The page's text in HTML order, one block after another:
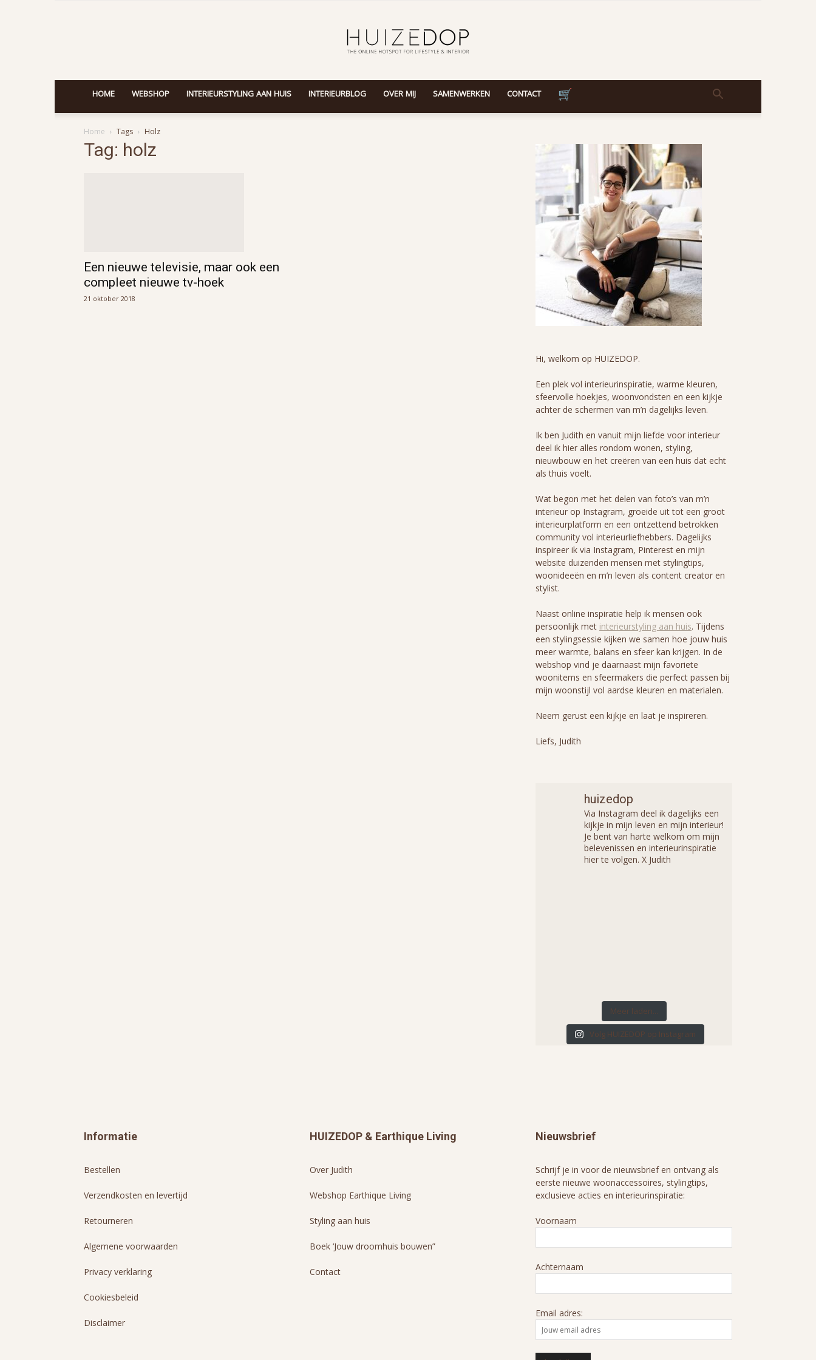
HOME WEBSHOP INTERIEURSTYLING AAN HUIS INTERIEURBLOG OVER MIJ SAMENWERKEN CONTACT
Home Tags Holz
Tag: holz
Een nieuwe televisie, maar ook een
compleet nieuwe tv-hoek
21 oktober 2018
Hi, welkom op HUIZEDOP.
Een plek vol interieurinspiratie, warme kleuren,
sfeervolle hoekjes, woonvondsten en een kijkje
achter de schermen van m’n dagelijks leven.
Ik ben Judith en vanuit mijn liefde voor interieur
deel ik hier alles rondom wonen, styling,
nieuwbouw en het creëren van een huis dat echt
als thuis voelt.
Wat begon met het delen van foto’s van m’n
interieur op Instagram, groeide uit tot een groot
interieurplatform en een ontzettend betrokken
community vol interieurliefhebbers. Dagelijks
inspireer ik via Instagram, Pinterest en mijn
website duizenden mensen met stylingtips,
woonideeën en m’n leven als content creator en
stylist.
Naast online inspiratie help ik mensen ook
persoonlijk met interieurstyling aan huis. Tijdens
een stylingsessie kijken we samen hoe jouw huis
meer warmte, balans en sfeer kan krijgen. In de
webshop vind je daarnaast mijn favoriete
woonitems en sfeermakers die perfect passen bij
mijn woonstijl vol aardse kleuren en materialen.
Neem gerust een kijkje en laat je inspireren.
Liefs, Judith
huizedop
Via Instagram deel ik dagelijks een
kijkje in mijn leven en mijn interieur!
Je bent van harte welkom om mijn
belevenissen en interieurinspiratie
hier te volgen. X Judith
Meer laden...
Volg HUIZEDOP op Instagram
Informatie
Bestellen
Verzendkosten en levertijd
Retourneren
Algemene voorwaarden
Privacy verklaring
Cookiesbeleid
Disclaimer
HUIZEDOP & Earthique Living
Over Judith
Webshop Earthique Living
Styling aan huis
Boek ‘Jouw droomhuis bouwen”
Contact
Nieuwsbrief
Schrijf je in voor de nieuwsbrief en ontvang als
eerste nieuwe woonaccessoires, stylingtips,
exclusieve acties en interieurinspiratie:
Voornaam
Achternaam
Email adres: